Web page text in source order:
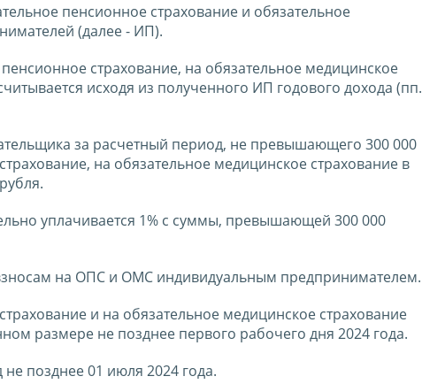
пенсионное страхование и обязательное
(далее - ИП).
страхование, на обязательное медицинское
исходя из полученного ИП годового дохода (пп.
за расчетный период, не превышающего 300 000
на обязательное медицинское страхование в
уплачивается 1% с суммы, превышающей 300 000
на ОПС и ОМС индивидуальным предпринимателем.
и на обязательное медицинское страхование
размере не позднее первого рабочего дня 2024 года.
не позднее 01 июля 2024 года.